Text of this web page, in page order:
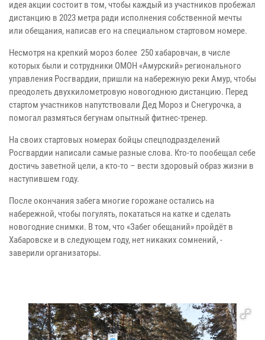
идея акции состоит в том, чтобы каждый из участников пробежал
дистанцию в 2023 метра ради исполнения собственной мечты
или обещания, написав его на специальном стартовом номере.
Несмотря на крепкий мороз более 250 хабаровчан, в числе
которых были и сотрудники ОМОН «Амурский» регионального
управления Росгвардии, пришли на набережную реки Амур, чтобы
преодолеть двухкилометровую новогоднюю дистанцию. Перед
стартом участников напутствовали Дед Мороз и Снегурочка, а
помогал размяться бегунам опытный фитнес-тренер.
На своих стартовых номерах бойцы спецподразделений
Росгвардии написали самые разные слова. Кто-то пообещал себе
достичь заветной цели, а кто-то – вести здоровый образ жизни в
наступившем году.
После окончания забега многие горожане остались на
набережной, чтобы погулять, покататься на катке и сделать
новогодние снимки. В том, что «Забег обещаний» пройдёт в
Хабаровске и в следующем году, нет никаких сомнений, -
заверили организаторы.